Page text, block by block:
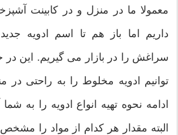
معمولا ما در منزل و در کابینت
داریم اما باز هم تا اسم ادویه
سراغش را در بازار می گیریم. این
توانیم ادویه مخلوط را به راحتی در
ادامه نحوه تهیه انواع ادویه را به
البته مقدار هر کدام از مواد را مشخص